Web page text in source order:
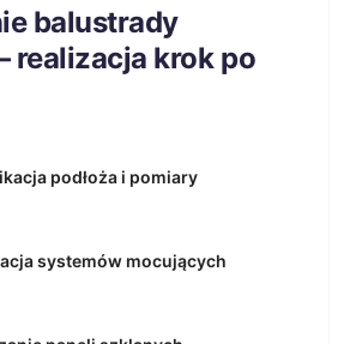
balustrady
realizacja krok po
podłoża i pomiary
systemów mocujących